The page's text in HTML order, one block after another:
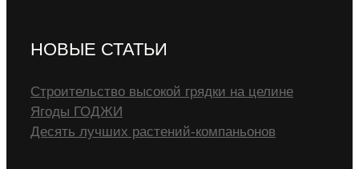
НОВЫЕ СТАТЬИ
Строительство высокой грядки на целине
Ягоды ГОДЖИ
Десять лучших растений-компаньонов